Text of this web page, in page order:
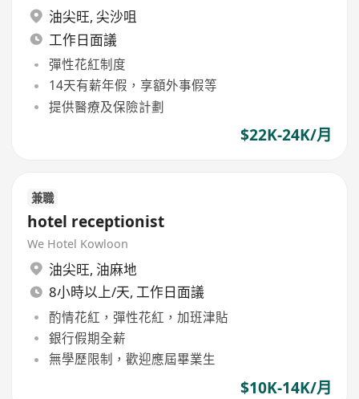
油尖旺, 尖沙咀
工作日面議
彈性花紅制度
14天有薪年假，享額外事假等
提供醫療及保險計劃
$22K-24K/月
兼職
hotel receptionist
We Hotel Kowloon
油尖旺, 油麻地
8小時以上/天, 工作日面議
酌情花紅，彈性花紅，加班津貼
銀行假期全薪
無學歷限制，歡迎應屆畢業生
$10K-14K/月